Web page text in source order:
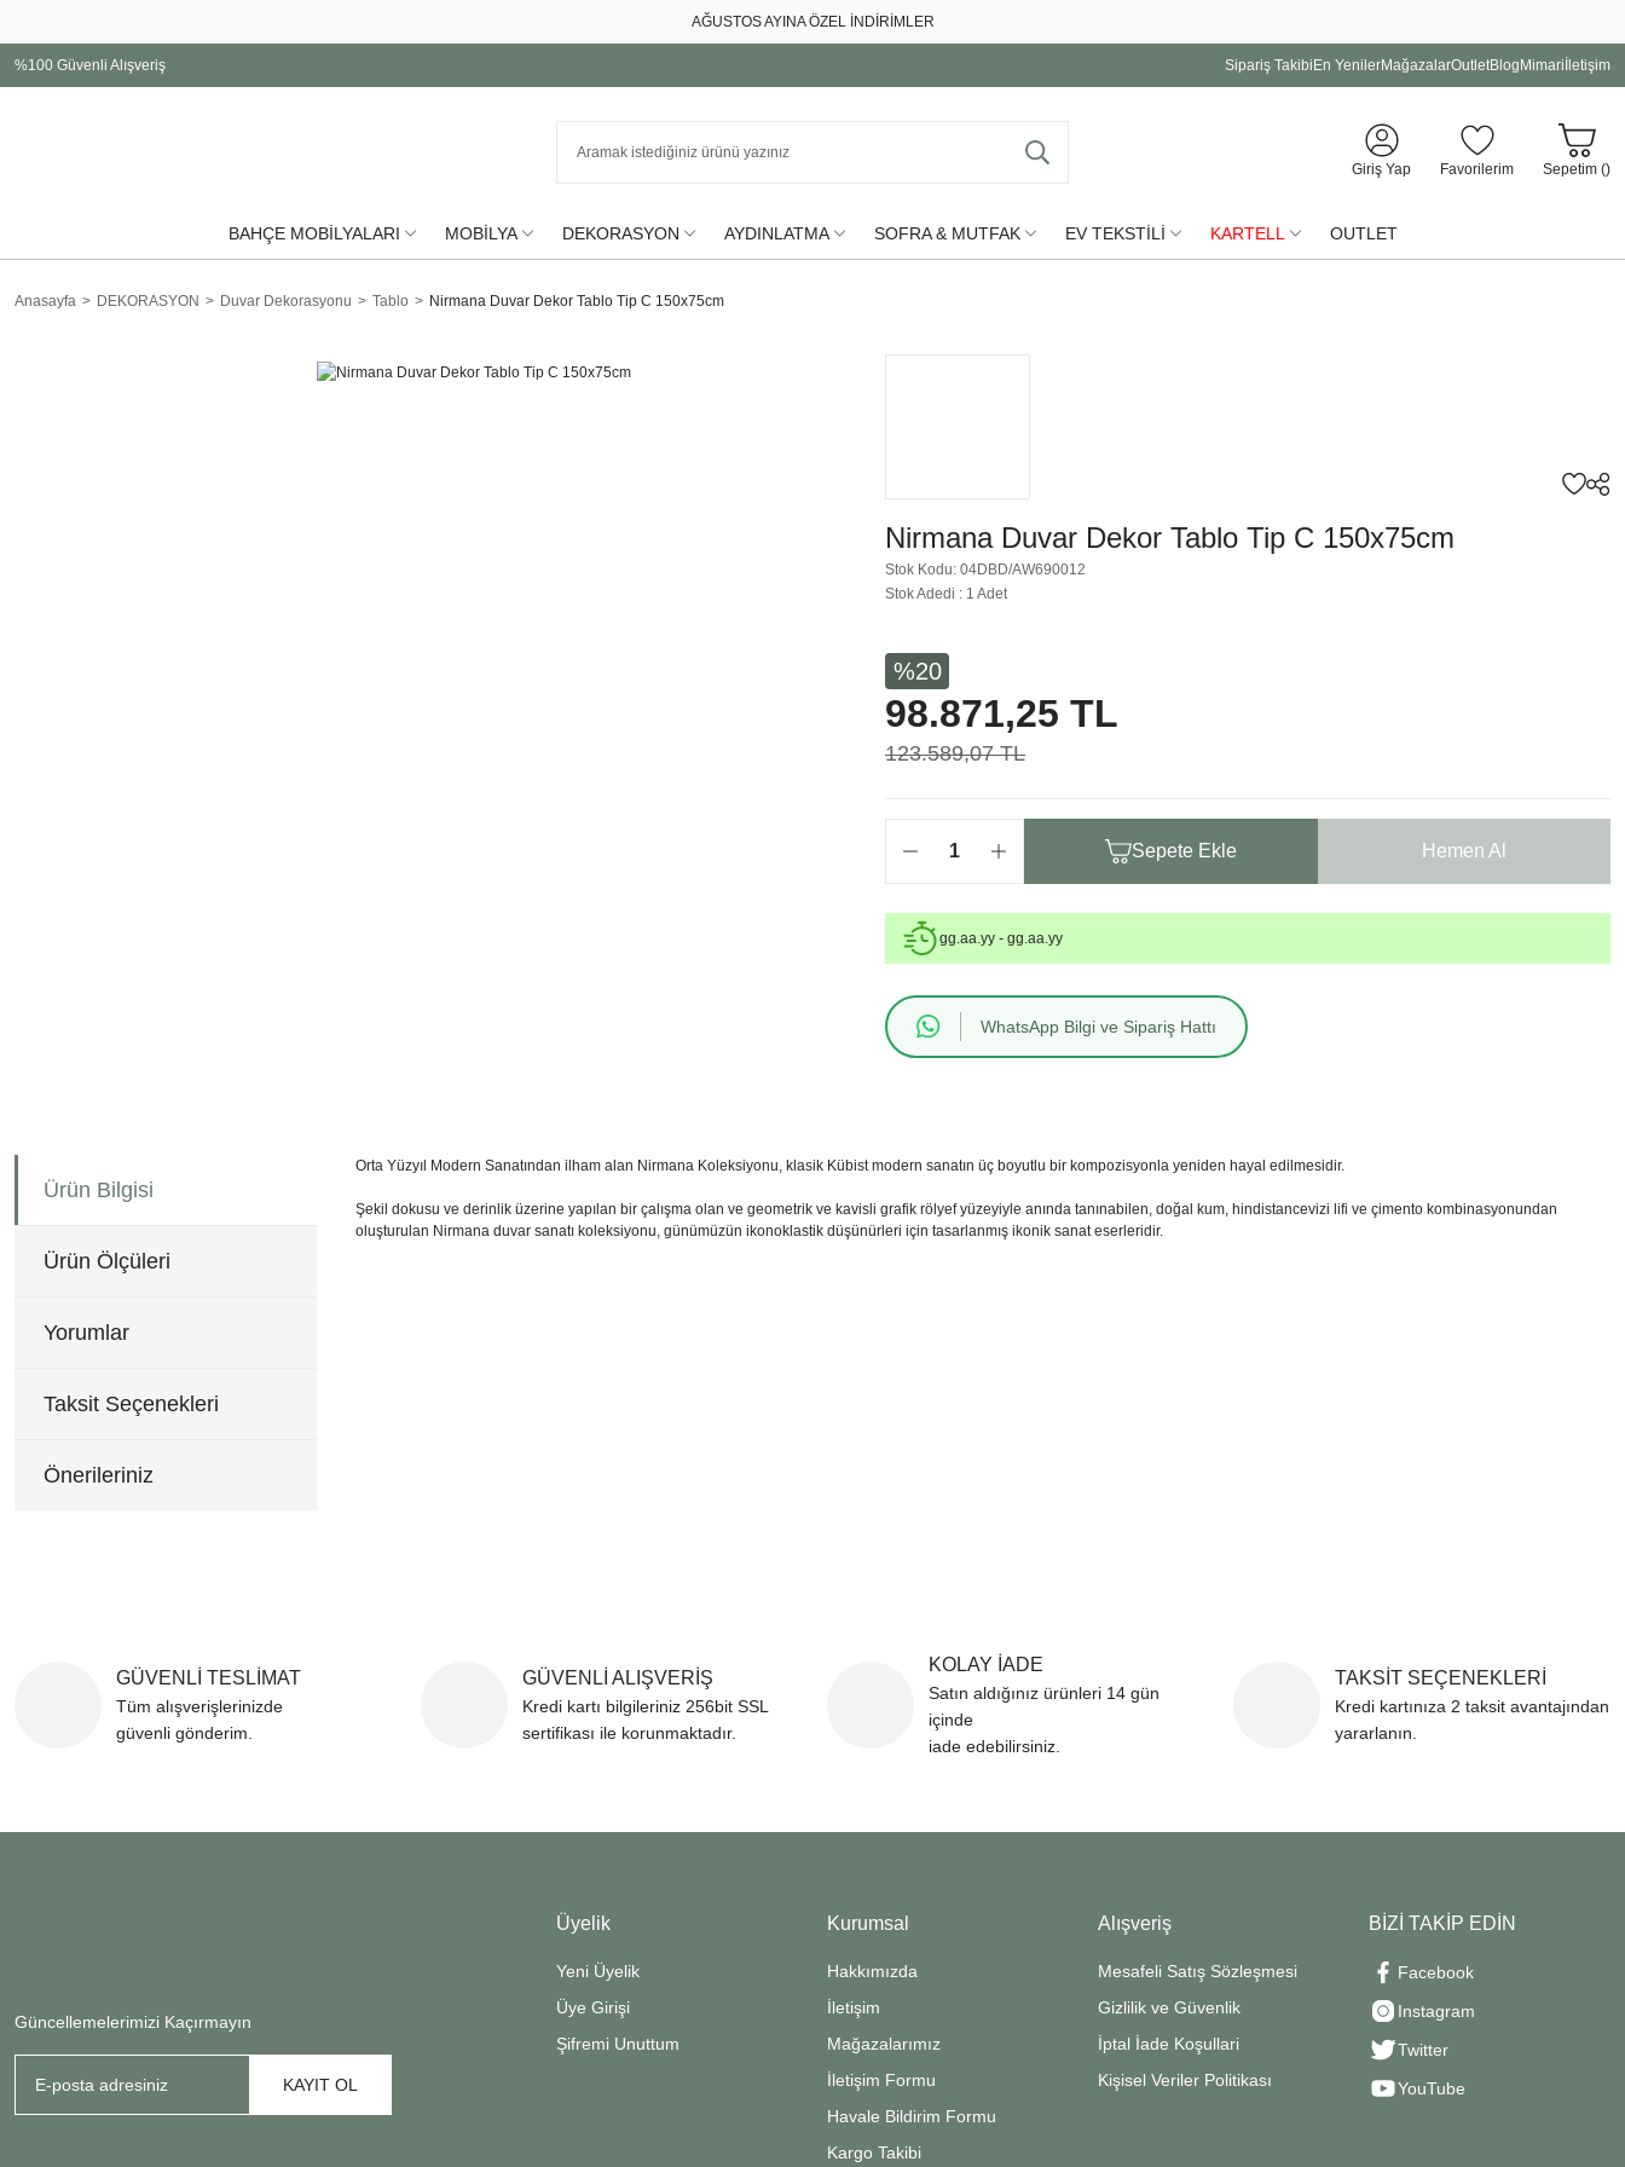
AĞUSTOS AYINA ÖZEL İNDİRİMLER
%100 Güvenli Alışveriş Sipariş Takibi En YenilerMağazalarOutletBlog Mimari İletişim
Giriş Yap Favorilerim Sepetim ()
BAHÇE MOBİLYALARI MOBİLYA DEKORASYON AYDINLATMA SOFRA & MUTFAK EV TEKSTİLİ KARTELL OUTLET
Anasayfa DEKORASYON Duvar Dekorasyonu Tablo Nirmana Duvar Dekor Tablo Tip C 150x75cm
Nirmana Duvar Dekor Tablo Tip C 150x75cm
Stok Kodu: 04DBD/AW690012
Stok Adedi : 1 Adet
%20
98.871,25 TL
123.589,07 TL
Sepete Ekle Hemen Al
gg.aa.yy - gg.aa.yy
WhatsApp Bilgi ve Sipariş Hattı
Ürün Bilgisi
Ürün Ölçüleri
Yorumlar
Taksit Seçenekleri
Önerileriniz
Orta Yüzyıl Modern Sanatından ilham alan Nirmana Koleksiyonu, klasik Kübist modern sanatın üç boyutlu bir kompozisyonla yeniden hayal edilmesidir.
Şekil dokusu ve derinlik üzerine yapılan bir çalışma olan ve geometrik ve kavisli grafik rölyef yüzeyiyle anında tanınabilen, doğal kum, hindistancevizi lifi ve çimento kombinasyonundan
oluşturulan Nirmana duvar sanatı koleksiyonu, günümüzün ikonoklastik düşünürleri için tasarlanmış ikonik sanat eserleridir.
GÜVENLİ TESLİMAT
Tüm alışverişlerinizde
güvenli gönderim.
GÜVENLİ ALIŞVERİŞ
Kredi kartı bilgileriniz 256bit SSL
sertifikası ile korunmaktadır.
KOLAY İADE
Satın aldığınız ürünleri 14 gün
içinde
iade edebilirsiniz.
TAKSİT SEÇENEKLERİ
Kredi kartınıza 2 taksit avantajından
yararlanın.
Güncellemelerimizi Kaçırmayın
KAYIT OL
Üyelik
Yeni Üyelik
Üye Girişi
Şifremi Unuttum
Kurumsal
Hakkımızda
İletişim
Mağazalarımız
İletişim Formu
Havale Bildirim Formu
Kargo Takibi
Alışveriş
Mesafeli Satış Sözleşmesi
Gizlilik ve Güvenlik
İptal İade Koşullari
Kişisel Veriler Politikası
BİZİ TAKİP EDİN
Facebook
Instagram
Twitter
YouTube